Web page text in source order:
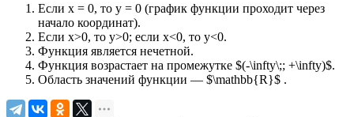
Если х = 0, то у = 0 (график функции проходит через
начало координат).
Если х>0, то у>0; если х<0, то у<0.
Функция является нечетной.
Функция возрастает на промежутке $(-\infty\;; +\infty)$.
Область значений функции — $\mathbb{R}$ .